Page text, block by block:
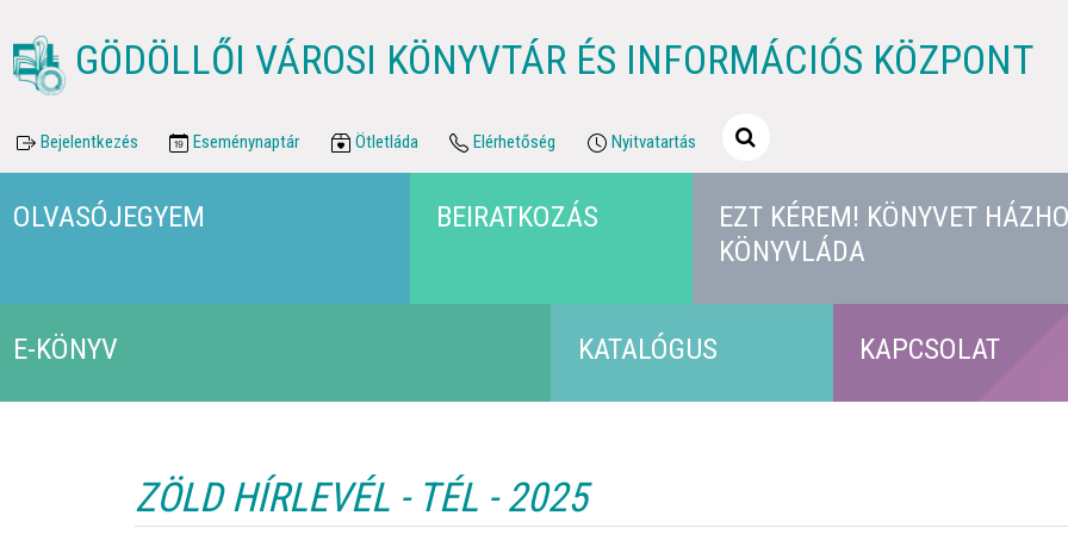
GÖDÖLLŐI VÁROSI KÖNYVTÁR ÉS INFORMÁCIÓS KÖZPONT
Bejelentkezés Eseménynaptár Ötletláda Elérhetőség Nyitvatartás
OLVASÓJEGYEM BEIRATKOZÁS
EZT KÉREM! KÖNYVET
KÖNYVLÁDA
E-KÖNYV KATALÓGUS KAPCSOLAT
ZÖLD HÍRLEVÉL - TÉL - 2025